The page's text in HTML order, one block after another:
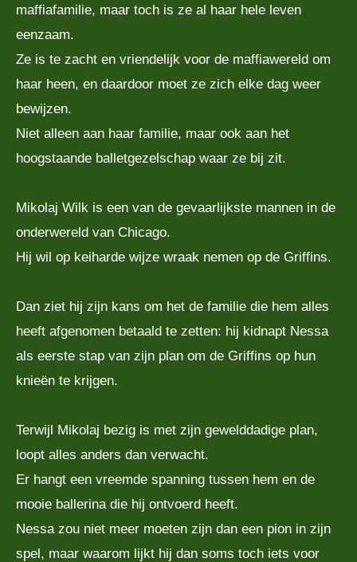
maffiafamilie, maar toch is ze al haar hele leven
eenzaam.
Ze is te zacht en vriendelijk voor de maffiawereld om
haar heen, en daardoor moet ze zich elke dag weer
bewijzen.
Niet alleen aan haar familie, maar ook aan het
hoogstaande balletgezelschap waar ze bij zit.
Mikolaj Wilk is een van de gevaarlijkste mannen in de
onderwereld van Chicago.
Hij wil op keiharde wijze wraak nemen op de Griffins.
Dan ziet hij zijn kans om het de familie die hem alles
heeft afgenomen betaald te zetten: hij kidnapt Nessa
als eerste stap van zijn plan om de Griffins op hun
knieën te krijgen.
Terwijl Mikolaj bezig is met zijn gewelddadige plan,
loopt alles anders dan verwacht.
Er hangt een vreemde spanning tussen hem en de
mooie ballerina die hij ontvoerd heeft.
Nessa zou niet meer moeten zijn dan een pion in zijn
spel, maar waarom lijkt hij dan soms toch iets voor